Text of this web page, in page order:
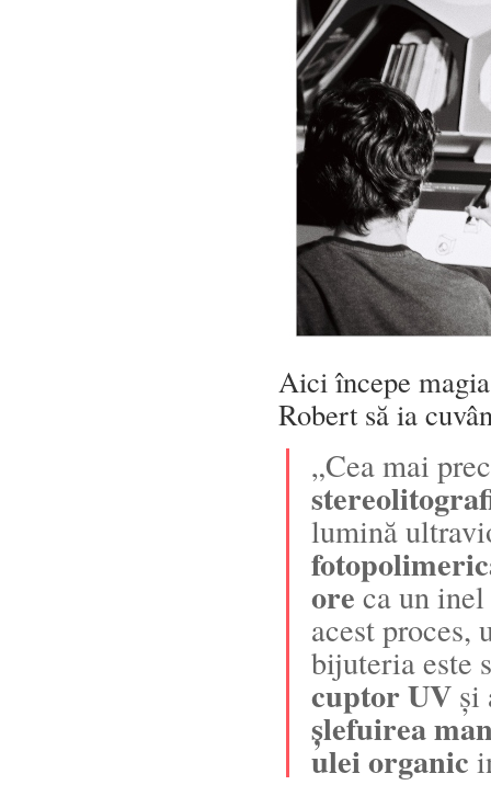
Aici începe
Robert să ia
„Cea mai
lumină
oreca un
acest proces,
bijuteria este
cuptor UV și
șlefuirea
ulei organic